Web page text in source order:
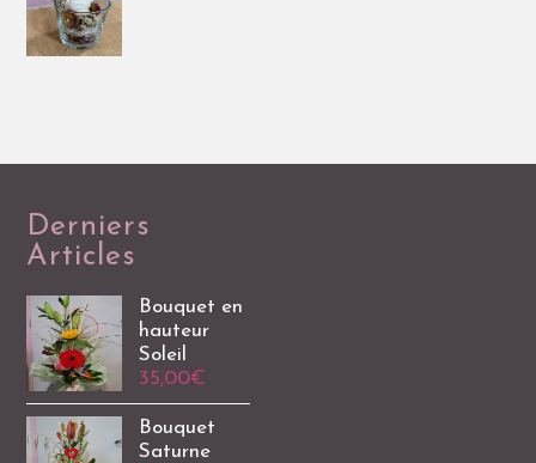
Derniers
Articles
Bouquet en
hauteur
Soleil
35,00€
Bouquet
Saturne